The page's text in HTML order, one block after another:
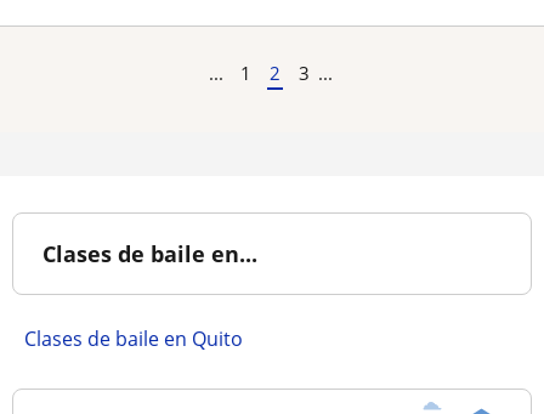
... 1 2 3 ...
Clases de baile en...
Clases de baile en Quito